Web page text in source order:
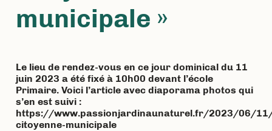
municipale »
Le lieu de rendez-vous en ce jour dominical du 11
juin 2023 a été fixé à 10h00 devant l’école
Primaire. Voici l’article avec diaporama photos qui
s’en est suivi :
https://www.passionjardinaunaturel.fr/2023/06/
citoyenne-municipale